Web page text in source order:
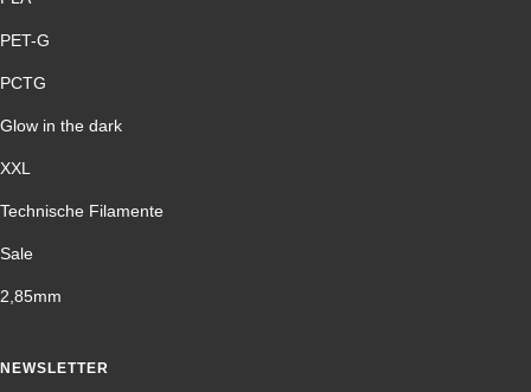
PET-G
PCTG
Glow in the dark
XXL
Technische Filamente
Sale
2,85mm
NEWSLETTER